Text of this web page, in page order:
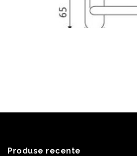
Produse recente